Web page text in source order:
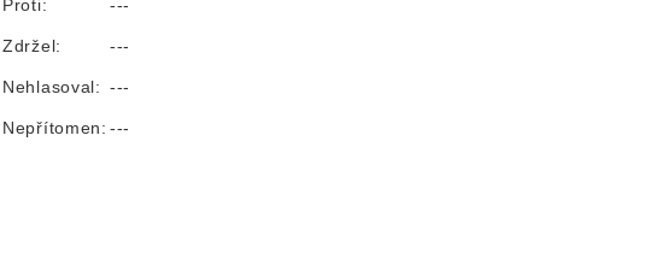
Proti: ---
Zdržel: ---
Nehlasoval: ---
Nepřítomen: ---